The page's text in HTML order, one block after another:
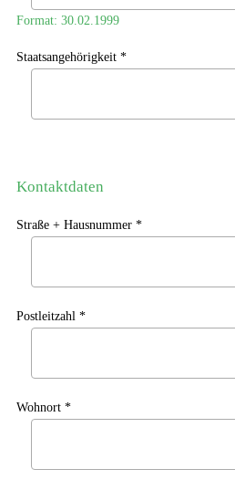
Format: 30.02.1999
Staatsangehörigkeit *
Kontaktdaten
Straße + Hausnummer *
Postleitzahl *
Wohnort *